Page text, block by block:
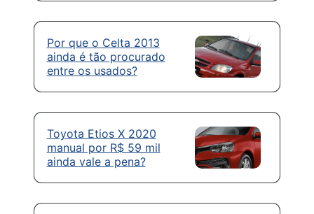
Por que o Celta 2013
ainda é tão procurado
entre os usados?
Toyota Etios X 2020
manual por R$ 59 mil
ainda vale a pena?